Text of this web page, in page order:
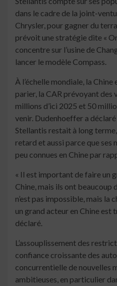
dans le cadre de la joint-
Chrysler, pour gagner du
prévoit une stratégie dite «
concentre sur l’usine de
lancer le modèle Compass.
À l’échelle mondiale, la
parier, la CAR prévoyant des
millions d’ici 2025 et 50
venir. Dudenhoeffer a
Stellantis restait à long
retard et aussi parce que ses
peu connues en Chine par
« Il est important de faire un
Chine, mais ils ont beaucoup
n’est pas impossible, mais la
un grand acteur en Chine est
déclaré.
L’assouplissement des
confiance croissante des
concurrentielle de nouvelles
ambitieuses, en particulier